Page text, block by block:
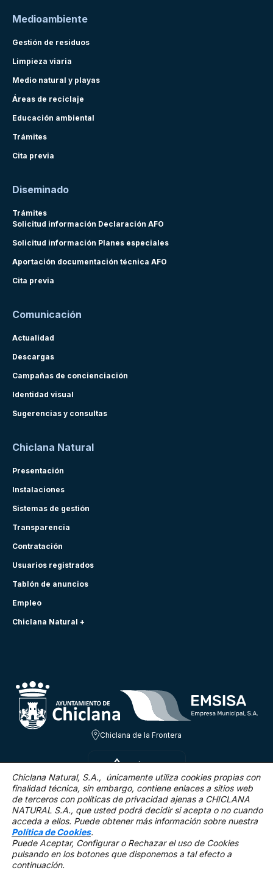
Medioambiente
Gestión de residuos
Limpieza viaria
Medio natural y playas
Áreas de reciclaje
Educación ambiental
Trámites
Cita previa
Diseminado
Trámites
Solicitud información Declaración AFO
Solicitud información Planes especiales
Aportación documentación técnica AFO
Cita previa
Comunicación
Actualidad
Descargas
Campañas de concienciación
Identidad visual
Sugerencias y consultas
Chiclana Natural
Presentación
Instalaciones
Sistemas de gestión
Transparencia
Contratación
Usuarios registrados
Tablón de anuncios
Empleo
Chiclana Natural +
Chiclana de la Frontera
SÁB 8 AGO
27.2ºC
6.5 Km/h 0 %
Mapa Web
Chiclana Natural, S.A., únicamente utiliza cookies propias con
finalidad técnica, sin embargo, contiene enlaces a sitios web
de terceros con políticas de privacidad ajenas a CHICLANA
NATURAL S.A., que usted podrá decidir si acepta o no cuando
acceda a ellos. Puede obtener más información sobre nuestra
Política de Cookies.
Puede Aceptar, Configurar o Rechazar el uso de Cookies
pulsando en los botones que disponemos a tal efecto a
continuación.